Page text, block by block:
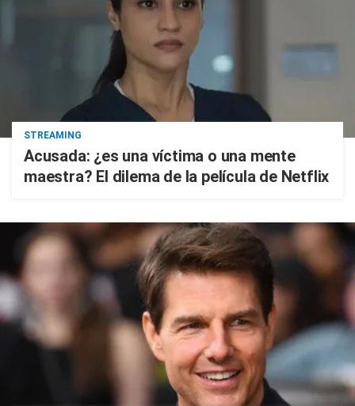
STREAMING
Acusada: ¿es una víctima o una mente
maestra? El dilema de la película de Netflix